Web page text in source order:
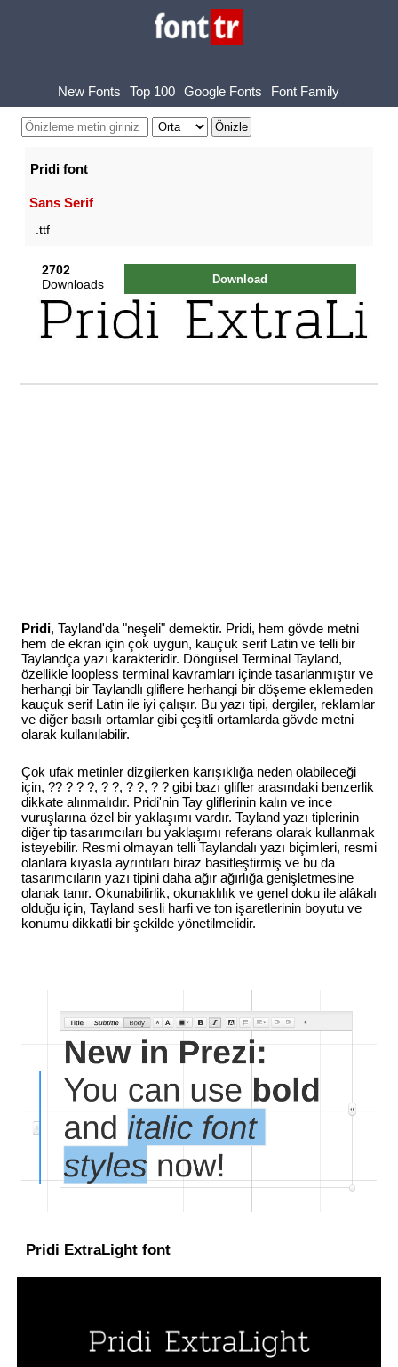
New Fonts Top 100 Google Fonts Font Family
Pridi font
Sans Serif
.ttf
2702
Downloads
Download
Pridi, Tayland'da "neşeli" demektir. Pridi, hem gövde metni
hem de ekran için çok uygun, kauçuk serif Latin ve telli bir
Taylandça yazı karakteridir. Döngüsel Terminal Tayland,
özellikle loopless terminal kavramları içinde tasarlanmıştır ve
herhangi bir Taylandlı gliflere herhangi bir döşeme eklemeden
kauçuk serif Latin ile iyi çalışır. Bu yazı tipi, dergiler, reklamlar
ve diğer basılı ortamlar gibi çeşitli ortamlarda gövde metni
olarak kullanılabilir.
Çok ufak metinler dizgilerken karışıklığa neden olabileceği
için, ?? ? ? ?, ? ?, ? ?, ? ? gibi bazı glifler arasındaki benzerlik
dikkate alınmalıdır. Pridi'nin Tay gliflerinin kalın ve ince
vuruşlarına özel bir yaklaşımı vardır. Tayland yazı tiplerinin
diğer tip tasarımcıları bu yaklaşımı referans olarak kullanmak
isteyebilir. Resmi olmayan telli Taylandalı yazı biçimleri, resmi
olanlara kıyasla ayrıntıları biraz basitleştirmiş ve bu da
tasarımcıların yazı tipini daha ağır ağırlığa genişletmesine
olanak tanır. Okunabilirlik, okunaklılık ve genel doku ile alâkalı
olduğu için, Tayland sesli harfi ve ton işaretlerinin boyutu ve
konumu dikkatli bir şekilde yönetilmelidir.
Pridi ExtraLight font